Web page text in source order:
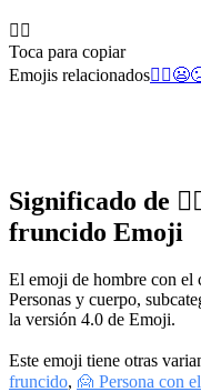
🙍‍♂️
Toca para copiar
Emojis relacionados🙍‍♀️😦
Significado de
fruncido Emoji
El emoji de hombre con el
Personas y cuerpo,
la versión 4.0 de Emoji.
Este emoji tiene otras
fruncido, 🙍 Persona con